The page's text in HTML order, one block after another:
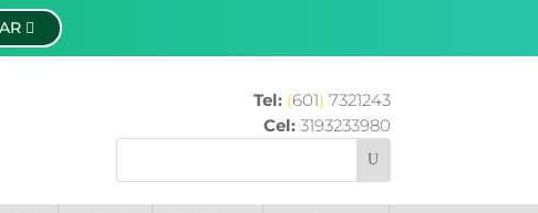
Tel: (601) 7321243
Cel:3193233980